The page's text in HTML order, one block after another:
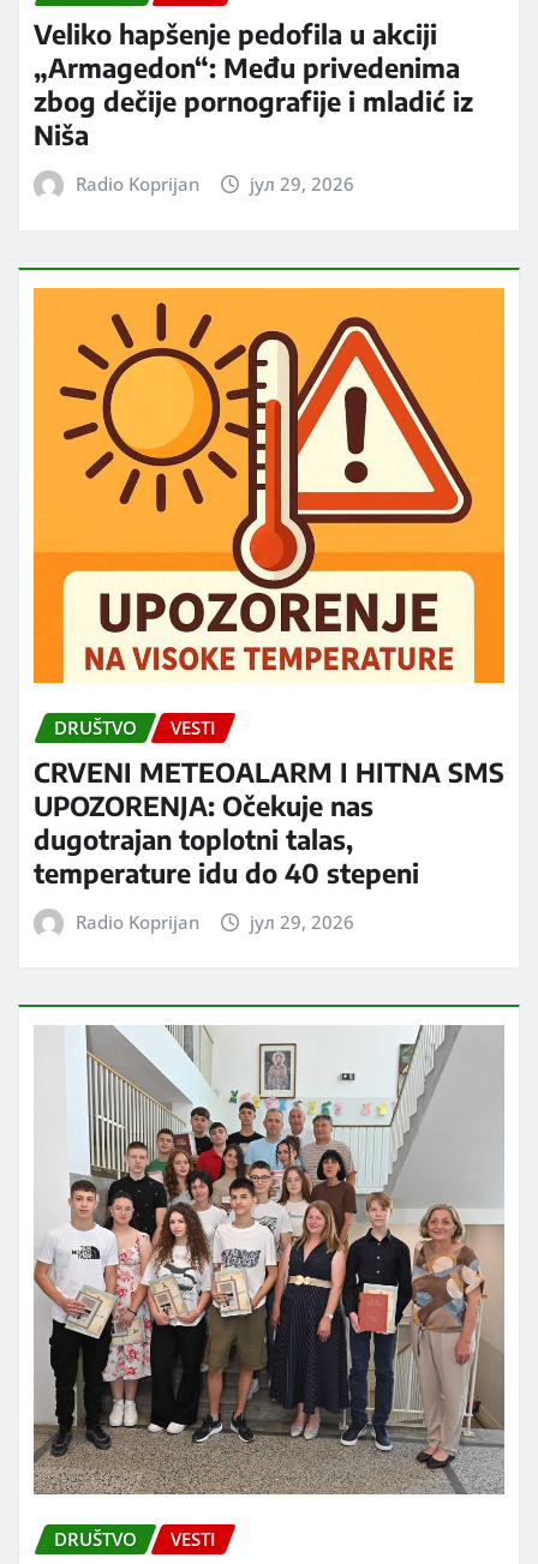
Veliko hapšenje pedofila u akciji
„Armagedon“: Među privedenima
zbog dečije pornografije i mladić iz
Niša
Radio Koprijan јул 29, 2026
DRUŠTVO VESTI
CRVENI METEOALARM I HITNA SMS
UPOZORENJA: Očekuje nas
dugotrajan toplotni talas,
temperature idu do 40 stepeni
Radio Koprijan јул 29, 2026
DRUŠTVO VESTI